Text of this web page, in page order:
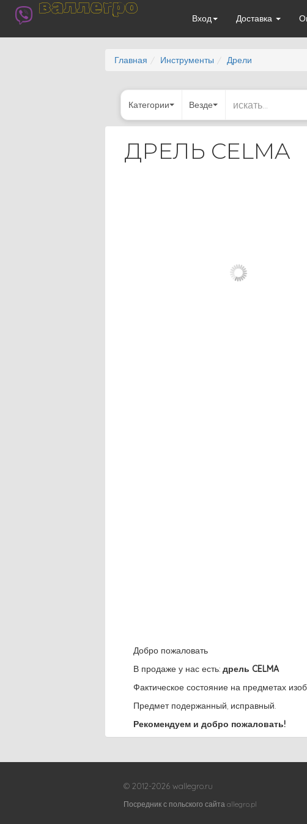
валлегро
Вход Доставка
Главная Инструменты Дрели
Категории Везде
ДРЕЛЬ CELMA
Добро пожаловать
В продаже у нас есть: дрель CELMA
Фактическое состояние на предметах
Предмет подержанный, исправный.
Рекомендуем и добро пожаловать!
© 2012-2026 wallegro.ru
Посредник с польского сайта allegro.pl